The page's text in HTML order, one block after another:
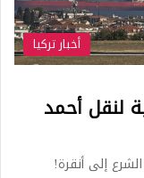
أخبار تركيا
لنقل أحمد
إلى أنقرة!